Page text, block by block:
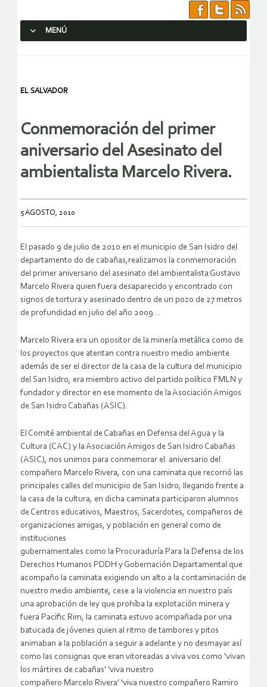
MENÚ
EL SALVADOR
Conmemoración del primer
aniversario del Asesinato del
ambientalista Marcelo Rivera.
5 AGOSTO, 2010
El pasado 9 de julio de 2010 en el municipio de San Isidro del
departamento do de cabañas,realizamos la conmemoración
del primer aniversario del asesinato del ambientalista Gustavo
Marcelo Rivera quien fuera desaparecido y encontrado con
signos de tortura y asesinado dentro de un pozo de 27 metros
de profundidad en julio del año 2009…
Marcelo Rivera era un opositor de la minería metálica como de
los proyectos que atentan contra nuestro medio ambiente
además de ser el director de la casa de la cultura del municipio
del San Isidro, era miembro activo del partido político FMLN y
fundador y director en ese momento de la Asociación Amigos
de San Isidro Cabañas (ASIC).
El Comité ambiental de Cabañas en Defensa del Agua y la
Cultura (CAC) y la Asociación Amigos de San Isidro Cabañas
(ASIC), nos unimos para conmemorar el aniversario del
compañero Marcelo Rivera, con una caminata que recorrió las
principales calles del municipio de San Isidro, llegando frente a
la casa de la cultura, en dicha caminata participaron alumnos
de Centros educativos, Maestros, Sacerdotes, compañeros de
organizaciones amigas, y población en general como de
instituciones
gubernamentales como la Procuraduría Para la Defensa de los
Derechos Humanos PDDH y Gobernación Departamental que
acompaño la caminata exigiendo un alto a la contaminación de
nuestro medio ambiente, cese a la violencia en nuestro país
una aprobación de ley que prohíba la explotación minera y
fuera Pacific Rim, la caminata estuvo acompañada por una
batucada de jóvenes quien al ritmo de tambores y pitos
animaban a la población a seguir a adelante y no desmayar así
como las consignas que eran vitoreadas a viva vos como ‘vivan
los mártires de cabañas’ ‘viva nuestro
compañero Marcelo Rivera’ ‘viva nuestro compañero Ramiro